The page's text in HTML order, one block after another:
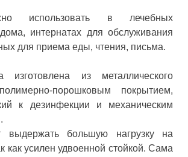
использовать в лечебных
интернатах для обслуживания
для приема еды, чтения, письма.
изготовлена из металлического
порошковым покрытием,
к дезинфекции и механическим
выдержать большую нагрузку на
как усилен удвоенной стойкой. Сама